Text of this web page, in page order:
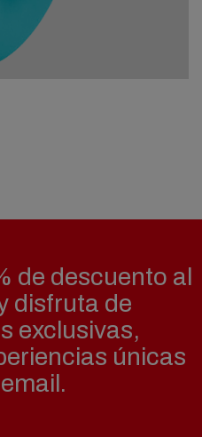
de descuento al
disfruta de
exclusivas,
únicas